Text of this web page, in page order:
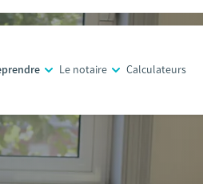
Le notaire Calculateurs